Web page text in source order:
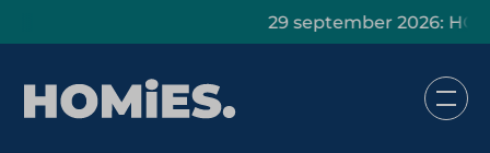
29 september 2026: HOMiES